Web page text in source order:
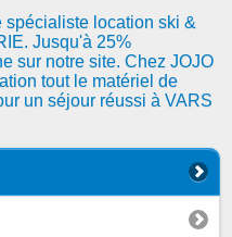
spécialiste location ski &
Jusqu'à 25%
sur notre site. Chez JOJO
tout le matériel de
un séjour réussi à VARS